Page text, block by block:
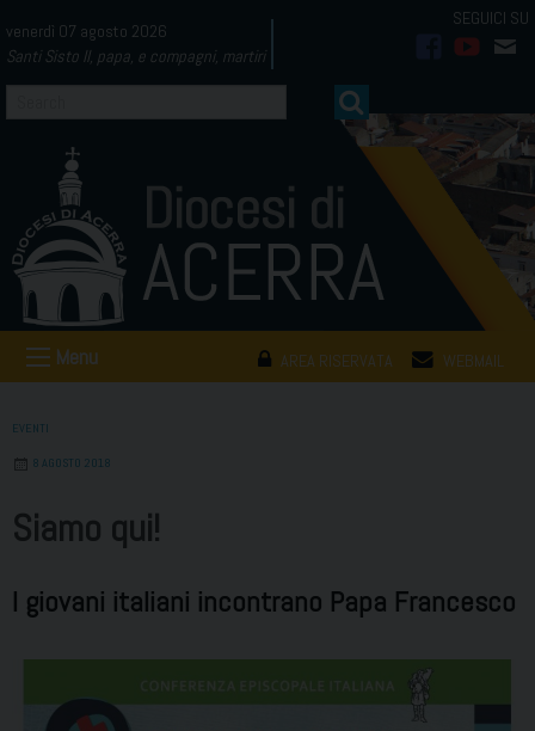
to
content
venerdì 07 agosto 2026
Santi Sisto II, papa, e compagni, martiri
AREA RISERVATA WEBMAIL
Menu
EVENTI
8 AGOSTO 2018
Siamo qui!
I giovani italiani incontrano Papa Francesco